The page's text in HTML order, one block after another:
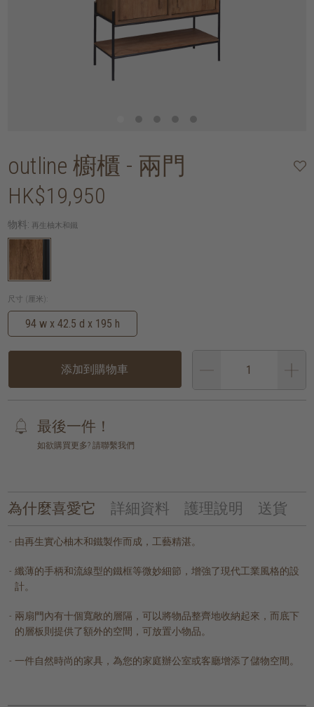
outline 櫥櫃 - 兩門
HK$19,950
物料: 再生柚木和鐵
尺寸 (厘米):
94 w x 42.5 d x 195 h
添加到購物車
最後一件！
如欲購買更多? 請聯繫我們
為什麼喜愛它 詳細資料 護理說明 送貨
由再生實心柚木和鐵製作而成，工藝精湛。
纖薄的手柄和流線型的鐵框等微妙細節，增強了現代工業風格的設
計。
兩扇門內有十個寬敞的層隔，可以將物品整齊地收納起來，而底下
的層板則提供了額外的空間，可放置小物品。
一件自然時尚的家具，為您的家庭辦公室或客廳增添了儲物空間。